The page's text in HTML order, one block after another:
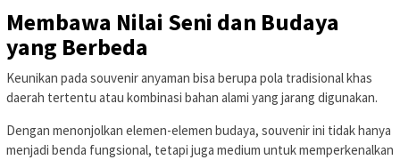
Membawa Nilai Seni dan Budaya
yang Berbeda
Keunikan pada souvenir anyaman bisa berupa pola tradisional khas
daerah tertentu atau kombinasi bahan alami yang jarang digunakan.
Dengan menonjolkan elemen-elemen budaya, souvenir ini tidak hanya
menjadi benda fungsional, tetapi juga medium untuk memperkenalkan